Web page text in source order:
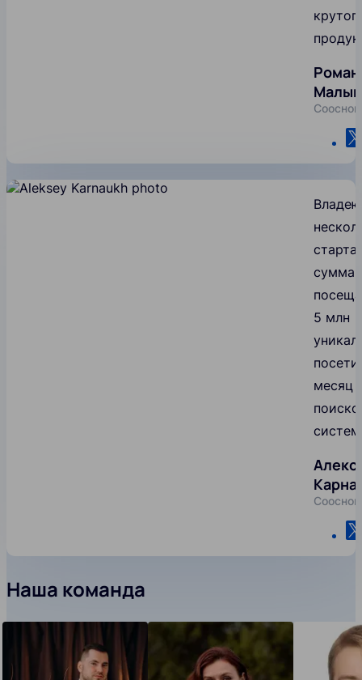
Роман
Владею
5 млн
месяц
Наша команда